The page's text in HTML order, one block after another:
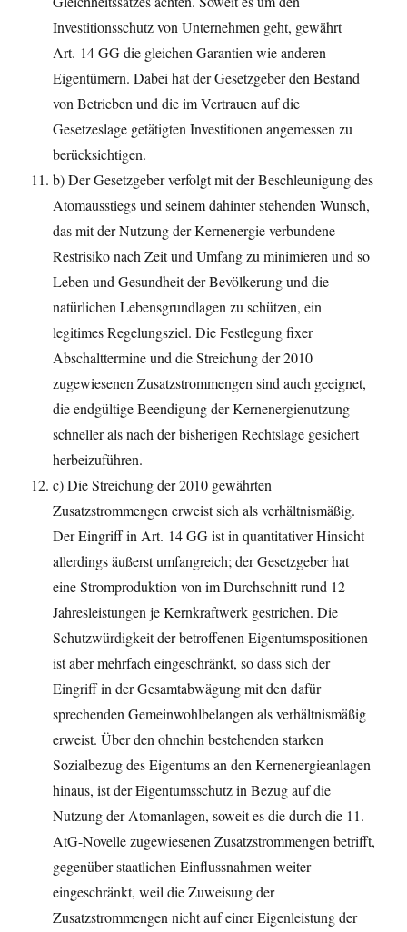
Investitionsschutz von Unternehmen geht, gewährt
Art. 14 GG die gleichen Garantien wie anderen
Eigentümern. Dabei hat der Gesetzgeber den Bestand
von Betrieben und die im Vertrauen auf die
Gesetzeslage getätigten Investitionen angemessen zu
berücksichtigen.
b) Der Gesetzgeber verfolgt mit der Beschleunigung des
Atomausstiegs und seinem dahinter stehenden Wunsch,
das mit der Nutzung der Kernenergie verbundene
Restrisiko nach Zeit und Umfang zu minimieren und so
Leben und Gesundheit der Bevölkerung und die
natürlichen Lebensgrundlagen zu schützen, ein
legitimes Regelungsziel. Die Festlegung fixer
Abschalttermine und die Streichung der 2010
zugewiesenen Zusatzstrommengen sind auch geeignet,
die endgültige Beendigung der Kernenergienutzung
schneller als nach der bisherigen Rechtslage gesichert
herbeizuführen.
c) Die Streichung der 2010 gewährten
Zusatzstrommengen erweist sich als verhältnismäßig.
Der Eingriff in Art. 14 GG ist in quantitativer Hinsicht
allerdings äußerst umfangreich; der Gesetzgeber hat
eine Stromproduktion von im Durchschnitt rund 12
Jahresleistungen je Kernkraftwerk gestrichen. Die
Schutzwürdigkeit der betroffenen Eigentumspositionen
ist aber mehrfach eingeschränkt, so dass sich der
Eingriff in der Gesamtabwägung mit den dafür
sprechenden Gemeinwohlbelangen als verhältnismäßig
erweist. Über den ohnehin bestehenden starken
Sozialbezug des Eigentums an den Kernenergieanlagen
hinaus, ist der Eigentumsschutz in Bezug auf die
Nutzung der Atomanlagen, soweit es die durch die 11.
AtG-Novelle zugewiesenen Zusatzstrommengen betrifft,
gegenüber staatlichen Einflussnahmen weiter
eingeschränkt, weil die Zuweisung der
Zusatzstrommengen nicht auf einer Eigenleistung der